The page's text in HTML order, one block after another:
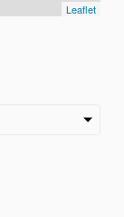
Leaflet